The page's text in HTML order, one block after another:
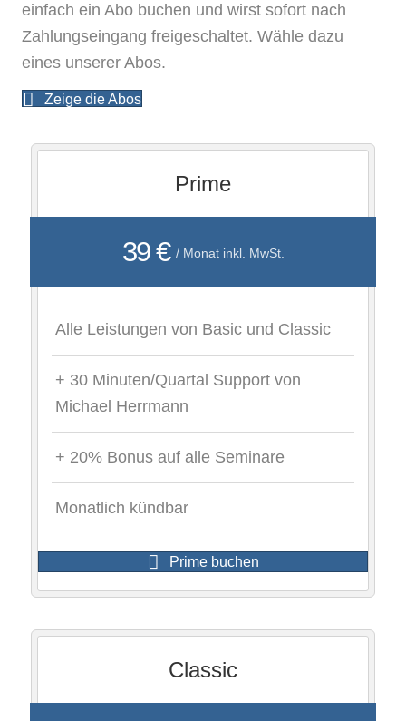
einfach ein Abo buchen und wirst sofort nach
Zahlungseingang freigeschaltet. Wähle dazu
eines unserer Abos.
Zeige die Abos
Prime
39 € / Monat inkl. MwSt.
Alle Leistungen von Basic und Classic
+ 30 Minuten/Quartal Support von
Michael Herrmann
+ 20% Bonus auf alle Seminare
Monatlich kündbar
Prime buchen
Classic